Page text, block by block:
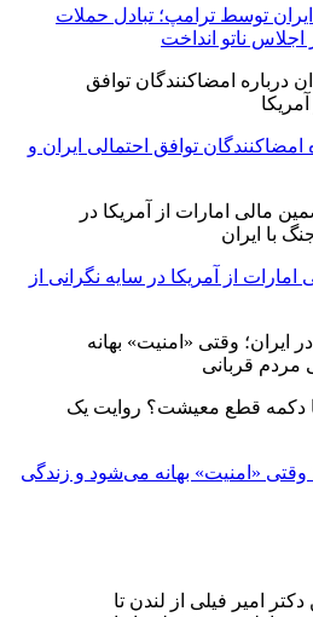
ایران توسط ترامپ؛ تبادل حملات
ناتو انداخت
توافق احتمالی ایران و
از آمریکا در سایه نگرانی از
یا دکمه قطع معیشت؟ روایت یک
وقتی «امنیت» بهانه می‌شود و زندگی